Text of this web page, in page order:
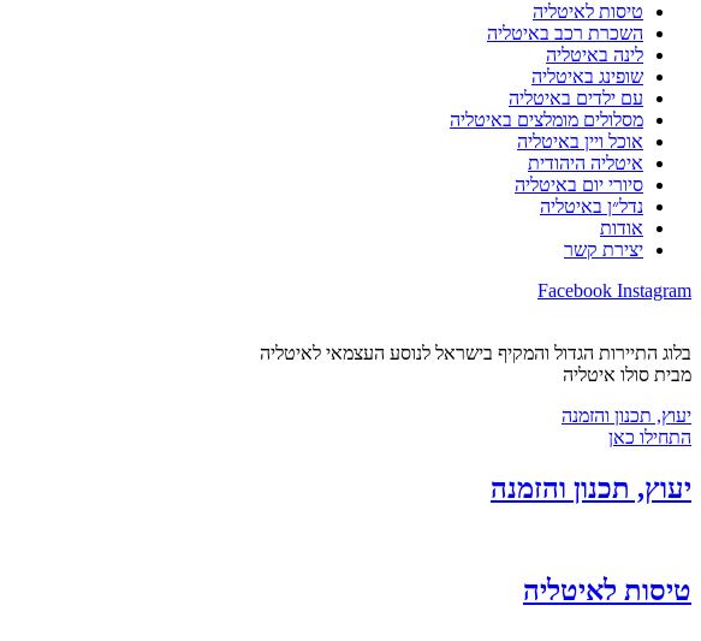
טיסות לאיטליה
השכרת רכב באיטליה
לינה באיטליה
שופינג באיטליה
עם ילדים באיטליה
מסלולים מומלצים באיטליה
אוכל ויין באיטליה
איטליה היהודית
סיורי יום באיטליה
נדל״ן באיטליה
אודות
יצירת קשר
Facebook Instagram
בלוג התיירות הגדול והמקיף בישראל לנוסע העצמאי לאיטליה
מבית סולו איטליה
יעוץ, תכנון והזמנה
התחילו כאן
יעוץ, תכנון והזמנה
טיסות לאיטליה